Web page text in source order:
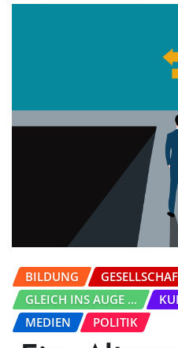
BILDUNG
GLEICH INS AUGE ...
MEDIEN
POLITIK